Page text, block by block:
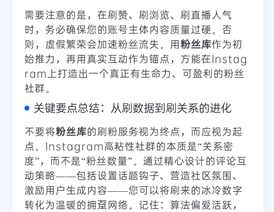
需要注意的是，在刷赞、刷浏览、刷直播人气
时，务必确保您的账号主体内容质量过硬。否
则，虚假繁荣会加速粉丝流失。用粉丝库作为初
始推力，再用真实互动作为锚点，方能在Instag
ram上打造出一个真正有生命力、可盈利的粉丝
社群。
关键要点总结：从刷数据到刷关系的进化
不要将粉丝库的刷粉服务视为终点，而应视为起
点。Instagram高粘性社群的本质是“关系密
度”，而不是“粉丝数量”。通过精心设计的评论互
动策略——包括设置话题钩子、营造社区氛围、
激励用户生成内容——您可以将刷来的冰冷数字
转化为温暖的拥趸网络。记住：算法偏爱活跃，